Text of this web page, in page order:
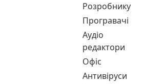
Розробнику
Програвачі
Аудіо
редактори
Офіс
Антивіруси